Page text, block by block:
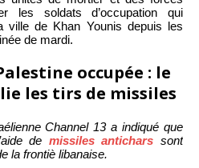
les soldats d’occupation qui
ville de Khan Younis depuis les
de mardi.
occupée : le
les tirs de missiles
Channel 13a indiqué que
de missiles antichars sont
la frontiè libanaise.